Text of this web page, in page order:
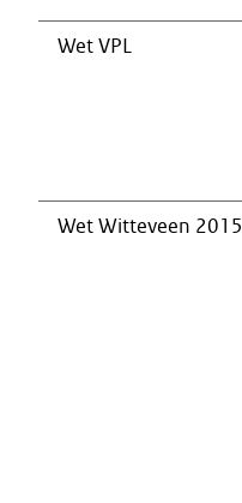
Wet VPL
Wet Witteveen 2015